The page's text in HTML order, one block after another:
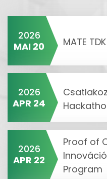
2026
MAI 20
MATE
2026
APR 24
2026
APR 22
Proof of
Program